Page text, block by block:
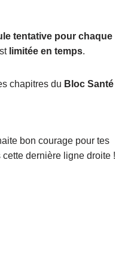
tentative pour chaque
limitée en temps.
chapitres du Bloc Santé
bon courage pour tes
dernière ligne droite !